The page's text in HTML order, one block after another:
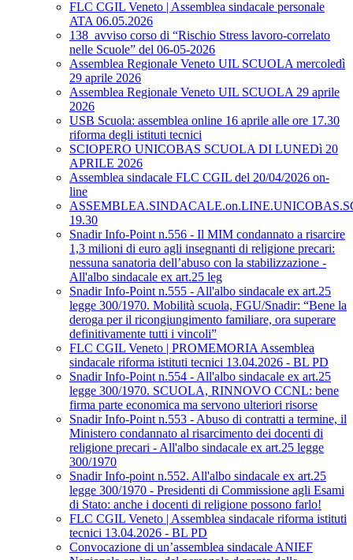
FLC CGIL Veneto | Assemblea sindacale personale
ATA 06.05.2026
138_avviso corso di “Rischio Stress lavoro-correlato
nelle Scuole” del 06-05-2026
Assemblea Regionale Veneto UIL SCUOLA mercoledì
29 aprile 2026
Assemblea Regionale Veneto UIL SCUOLA 29 aprile
2026
USB Scuola: assemblea online 16 aprile alle ore 17.30
riforma degli istituti tecnici
SCIOPERO UNICOBAS SCUOLA DI LUNEDì 20
APRILE 2026
Assemblea sindacale FLC CGIL del 20/04/2026 on-
line
19.30
Snadir Info-Point n.556 - Il MIM condannato a risarcire
1,3 milioni di euro agli insegnanti di religione precari:
nessuna sanatoria dell’abuso con la stabilizzazione -
All'albo sindacale ex art.25 leg
Snadir Info-Point n.555 - All'albo sindacale ex art.25
legge 300/1970. Mobilità scuola, FGU/Snadir: “Bene la
deroga per il ricongiungimento familiare, ora superare
definitivamente tutti i vincoli”
FLC CGIL Veneto | PROMEMORIA Assemblea
sindacale riforma istituti tecnici 13.04.2026 - BL PD
Snadir Info-Point n.554 - All'albo sindacale ex art.25
legge 300/1970. SCUOLA, RINNOVO CCNL: bene
firma parte economica ma servono ulteriori risorse
Snadir Info-Point n.553 - Abuso di contratti a termine, il
Ministero condannato al risarcimento dei docenti di
religione precari - All'albo sindacale ex art.25 legge
300/1970
Snadir Info-point n.552. All'albo sindacale ex art.25
legge 300/1970 - Presidenti di Commissione agli Esami
di Stato: anche i docenti di religione possono farlo!
FLC CGIL Veneto | Assemblea sindacale riforma istituti
tecnici 13.04.2026 - BL PD
Convocazione di un’assemblea sindacale ANIEF